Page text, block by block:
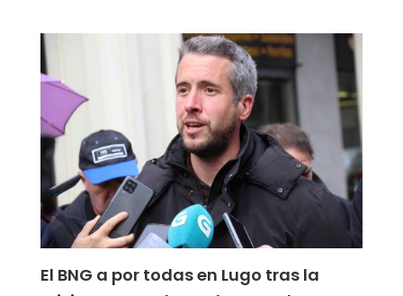
El BNG a por todas en Lugo tras la